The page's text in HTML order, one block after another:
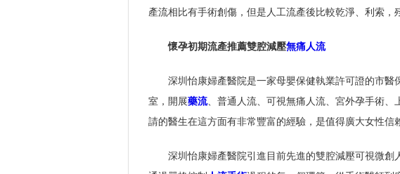
產流相比有手術創傷，但是人工流產後比較乾淨、利索，
懷孕初期流產推薦雙腔減壓無痛人流
深圳怡康婦產醫院是一家母嬰保健執業許可證的市
室，開展藥流、普通人流、可視無痛人流、宮外孕手術
請的醫生在這方面有非常豐富的經驗，是值得廣大女性信
深圳怡康婦產醫院引進目前先進的雙腔減壓可視微